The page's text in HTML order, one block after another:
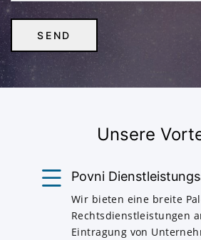
Unsere
Povni
Wir bieten eine breite
Rechtsdienstleistungen
Eintragung von